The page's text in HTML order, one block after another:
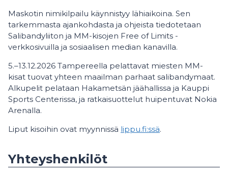
Maskotin nimikilpailu käynnistyy lähiaikoina. Sen
tarkemmasta ajankohdasta ja ohjeista tiedotetaan
Salibandyliiton ja MM-kisojen Free of Limits -
verkkosivuilla ja sosiaalisen median kanavilla.
5.–13.12.2026 Tampereella pelattavat miesten MM-
kisat tuovat yhteen maailman parhaat salibandymaat.
Alkupelit pelataan Hakametsän jäähallissa ja Kauppi
Sports Centerissa, ja ratkaisuottelut huipentuvat Nokia
Arenalla.
Liput kisoihin ovat myynnissä lippu.fi:ssä.
Yhteyshenkilöt